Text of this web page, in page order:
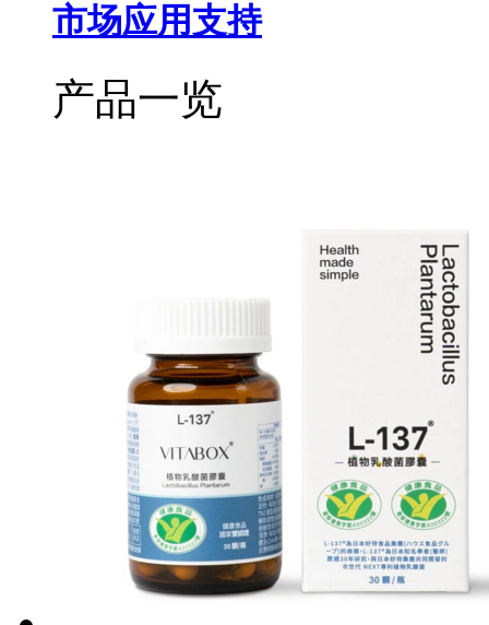
市场应用支持
产品一览